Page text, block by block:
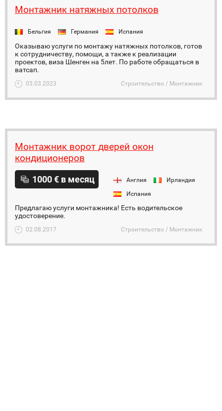
Монтажник натяжных потолков
Бельгия Германия Испания
Оказываю услуги по монтажу натяжных потолков, готов
к сотрудничеству, помощи, а также к реализации
проектов, виза Шенген на 5лет. По работе обращаться в
ватсап.
03.03.2023 Строительство / Монтажник
Монтажник ворот дверей окон
кондиционеров
1000 € в месяц Англия
Ирландия
Испания
Предлагаю услуги монтажника! Есть водительское
удостоверение.
02.08.2017 Строительство / Монтажник